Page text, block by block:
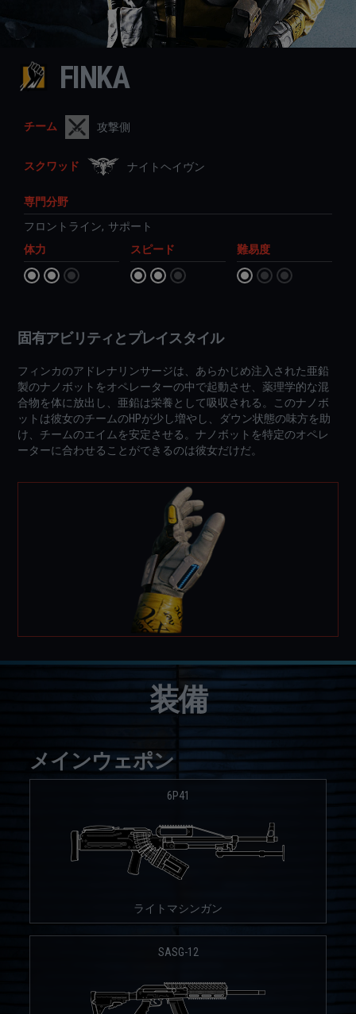
FINKA
チーム 攻撃側
スクワッド ナイトヘイヴン
専門分野
フロントライン, サポート
体力
スピード 難易度
固有アビリティとプレイスタイル
フィンカのアドレナリンサージは、あらかじめ注入された亜鉛
製のナノボットをオペレーターの中で起動させ、薬理学的な混
合物を体に放出し、亜鉛は栄養として吸収される。このナノボ
ットは彼女のチームのHPが少し増やし、ダウン状態の味方を助
け、チームのエイムを安定させる。ナノボットを特定のオペレ
ーターに合わせることができるのは彼女だけだ。
装備
メインウェポン
6P41
ライトマシンガン
SASG-12